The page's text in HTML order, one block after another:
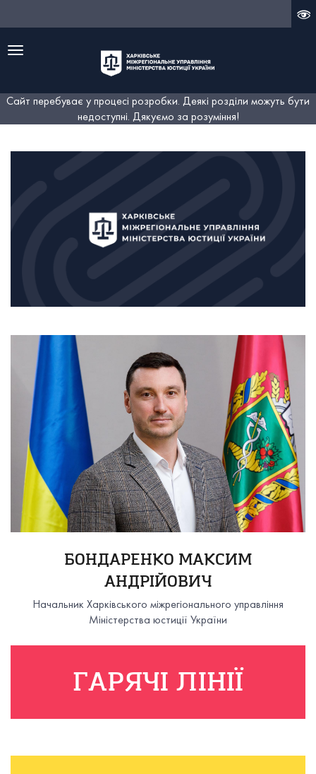
Меню
Сайт перебуває у процесі розробки. Деякі розділи можуть бути
недоступні. Дякуємо за розуміння!
БОНДАРЕНКО МАКСИМ
АНДРІЙОВИЧ
Начальник Харківського міжрегіонального управління
Міністерства юстиції України
ГАРЯЧІ ЛІНІЇ